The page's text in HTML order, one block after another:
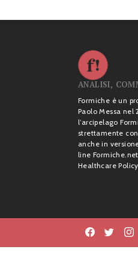
ANALISI,
Formiche è un
Paolo Messa
l’arcipelago
strettamente
anche in
line
Healthcare